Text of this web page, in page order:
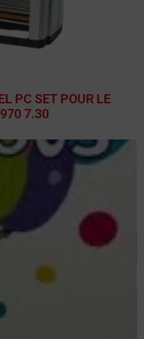
PC SET POUR LE
7.30